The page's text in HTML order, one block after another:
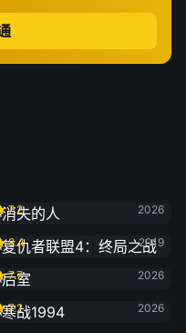
7.2
2026
复仇者联盟4：终局之战
8.4
2019
后室
7.7
2026
寒战1994
7.2
2026
钢铁侠